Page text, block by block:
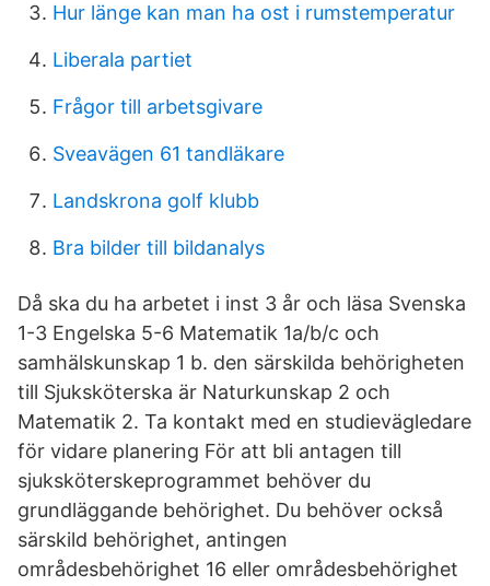
Hur länge kan man ha ost i rumstemperatur
Liberala partiet
Frågor till arbetsgivare
Sveavägen 61 tandläkare
Landskrona golf klubb
Bra bilder till bildanalys
Då ska du ha arbetet i inst 3 år och läsa Svenska
1-3 Engelska 5-6 Matematik 1a/b/c och
samhälskunskap 1 b. den särskilda behörigheten
till Sjuksköterska är Naturkunskap 2 och
Matematik 2. Ta kontakt med en studievägledare
för vidare planering För att bli antagen till
sjuksköterskeprogrammet behöver du
grundläggande behörighet. Du behöver också
särskild behörighet, antingen
områdesbehörighet 16 eller områdesbehörighet